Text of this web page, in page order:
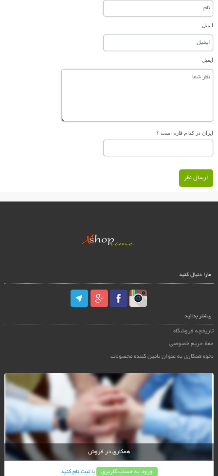
ایمیل
ایمیل
ایران در کدام قاره است ؟
ارسال نظر
مارا دنبال کنید
بیشتر بدانید
تاریخچه فروشگاه
حفظ حریم خصوصی
نحوه همکاری به عنوان تامین کننده محصولات
همکاری در فروش
ورود به حساب کاربری یاثبت نام کنید